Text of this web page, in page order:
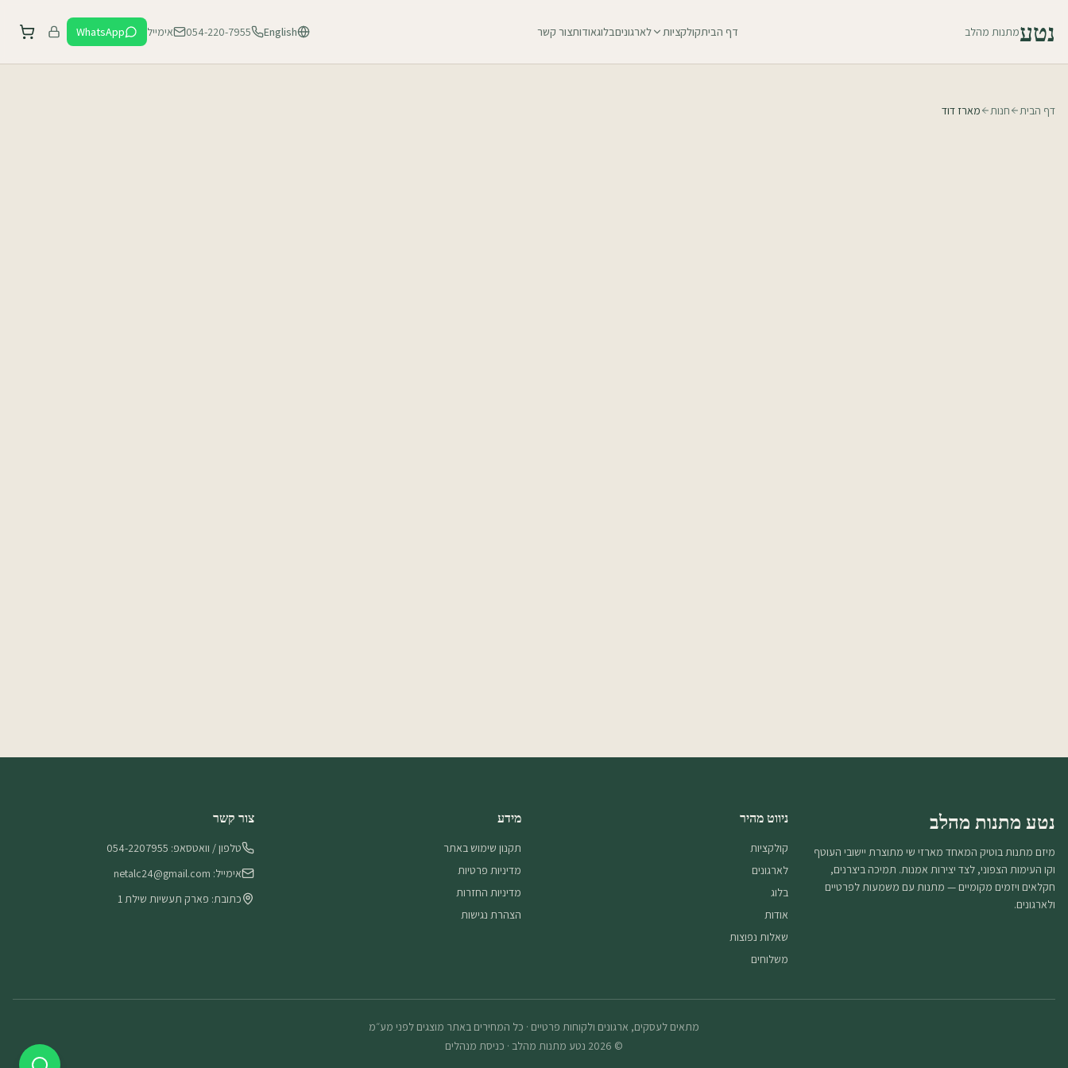
נטעמתנות מהלב דף הביתקולקציות לארגוניםבלוגאודותצור קשר English
054-220-7955 אימייל WhatsApp
דף הבית חנות מארז דוד
נטע מתנות מהלב
מיזם מתנות בוטיק המאחד מארזי שי מתוצרת יישובי העוטף
וקו העימות הצפוני, לצד יצירות אמנות. תמיכה ביצרנים,
חקלאים ויזמים מקומיים — מתנות עם משמעות לפרטיים
ולארגונים.
ניווט מהיר
קולקציות
לארגונים
בלוג
אודות
שאלות נפוצות
משלוחים
מידע
תקנון שימוש באתר
מדיניות פרטיות
מדיניות החזרות
הצהרת נגישות
צור קשר
טלפון / וואטסאפ: 054-2207955
אימייל: netalc24@gmail.com
כתובת: פארק תעשיות שילת 1
מתאים לעסקים, ארגונים ולקוחות פרטיים · כל המחירים באתר מוצגים לפני מע״מ
©
2026 נטע מתנות מהלב · כניסת מנהלים